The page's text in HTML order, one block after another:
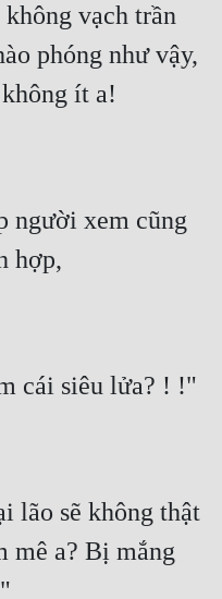
vạch trần
phóng như vậy,
ít a!
người xem cũng
hợp,
cái siêu lửa? ! !"
lão sẽ không thật
mê a? Bị mắng